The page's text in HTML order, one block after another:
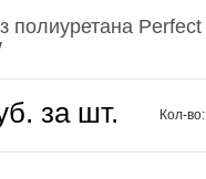
полиуретана Perfect
Кол-во:
за шт.